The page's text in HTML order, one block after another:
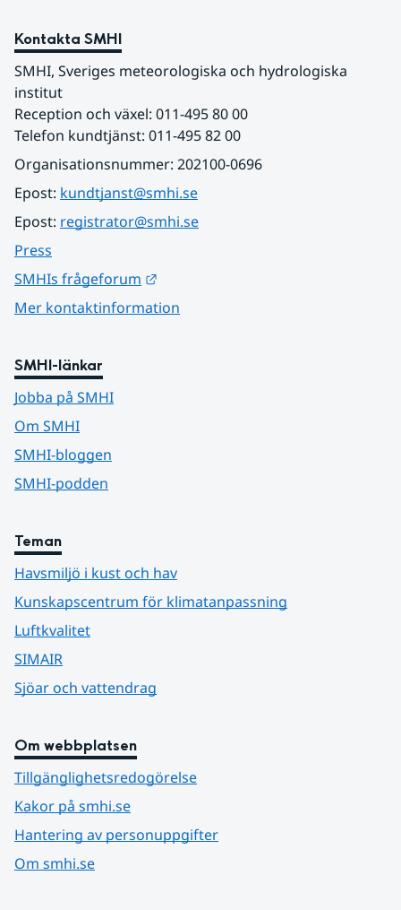
Kontakta SMHI
SMHI, Sveriges meteorologiska och hydrologiska
institut
Reception och växel: 011-495 80 00
Telefon kundtjänst: 011-495 82 00
Organisationsnummer: 202100-0696
Epost: kundtjanst@smhi.se
Epost: registrator@smhi.se
Press
SMHIs frågeforum
Mer kontaktinformation
SMHI-länkar
Jobba på SMHI
Om SMHI
SMHI-bloggen
SMHI-podden
Teman
Havsmiljö i kust och hav
Kunskapscentrum för klimatanpassning
Luftkvalitet
SIMAIR
Sjöar och vattendrag
Om webbplatsen
Tillgänglighetsredogörelse
Kakor på smhi.se
Hantering av personuppgifter
Om smhi.se